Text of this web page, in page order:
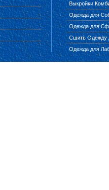
Выкройки
Одежда для
Одежда для
Сшить Одежду
Одежда для